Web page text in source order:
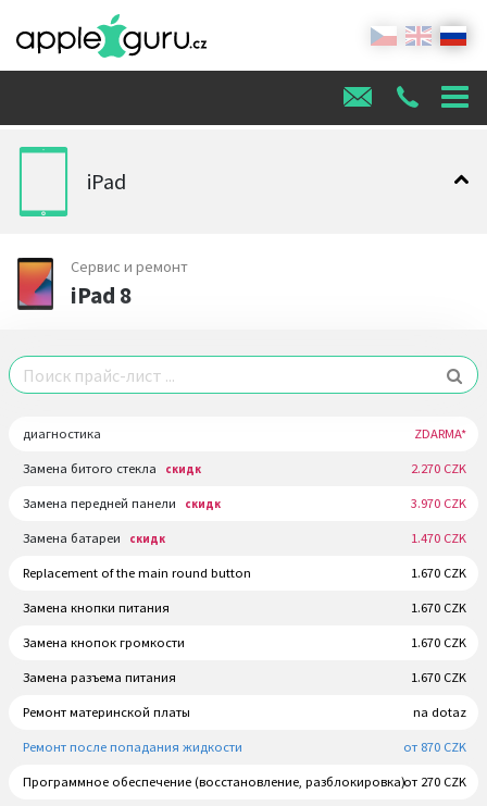
iPad
Сервис и ремонт
iPad 8
диагностика ZDARMA*
Замена битого стекла скидк 2.270 CZK
Замена передней панели скидк 3.970 CZK
Замена батареи скидк 1.470 CZK
Replacement of the main round button 1.670 CZK
Замена кнопки питания 1.670 CZK
Замена кнопок громкости 1.670 CZK
Замена разъема питания 1.670 CZK
Ремонт материнской платы na dotaz
Ремонт после попадания жидкости от 870 CZK
Программное обеспечение (восстановление, разблокировка)от 270 CZK